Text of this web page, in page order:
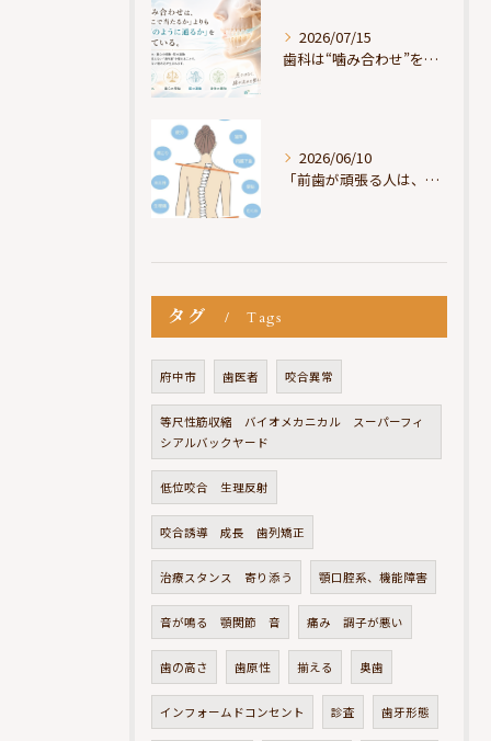
2026/07/15
歯科は“噛み合わせ”を見ているが、身体は“通り道”を見ている
2026/06/10
「前歯が頑張る人は、だいたい疲れている」
タグ Tags
府中市 歯医者 咬合異常
等尺性筋収縮 バイオメカニカル スーパーフィ
シアルバックヤード
低位咬合 生理反射
咬合誘導 成長 歯列矯正
治療スタンス 寄り添う 顎口腔系、機能障害
音が鳴る 顎関節 音 痛み 調子が悪い
歯の高さ 歯原性 揃える 奥歯
インフォームドコンセント 診査 歯牙形態